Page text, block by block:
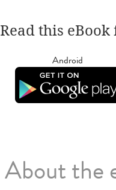
Read this
Android
About the